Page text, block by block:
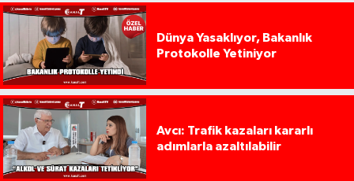
Dünya Yasaklıyor, Bakanlık
Protokolle Yetiniyor
Avcı: Trafik kazaları kararlı
adımlarla azaltılabilir